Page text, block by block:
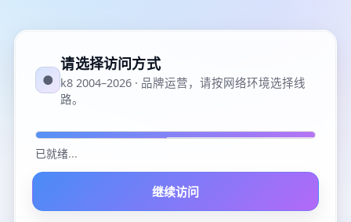
●
请选择访问方式
k8 2004–2026 · 品牌运营，请按网络环境选择线
路。
已就绪...
继续访问